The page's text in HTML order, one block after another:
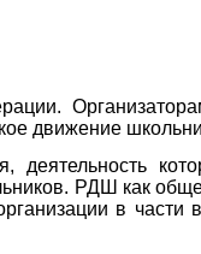
движение
деятельность
РДШ как
в части